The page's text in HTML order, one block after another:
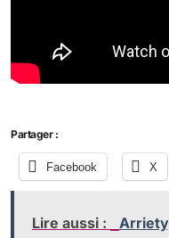
Partager :
Facebook X
Lire aussi :